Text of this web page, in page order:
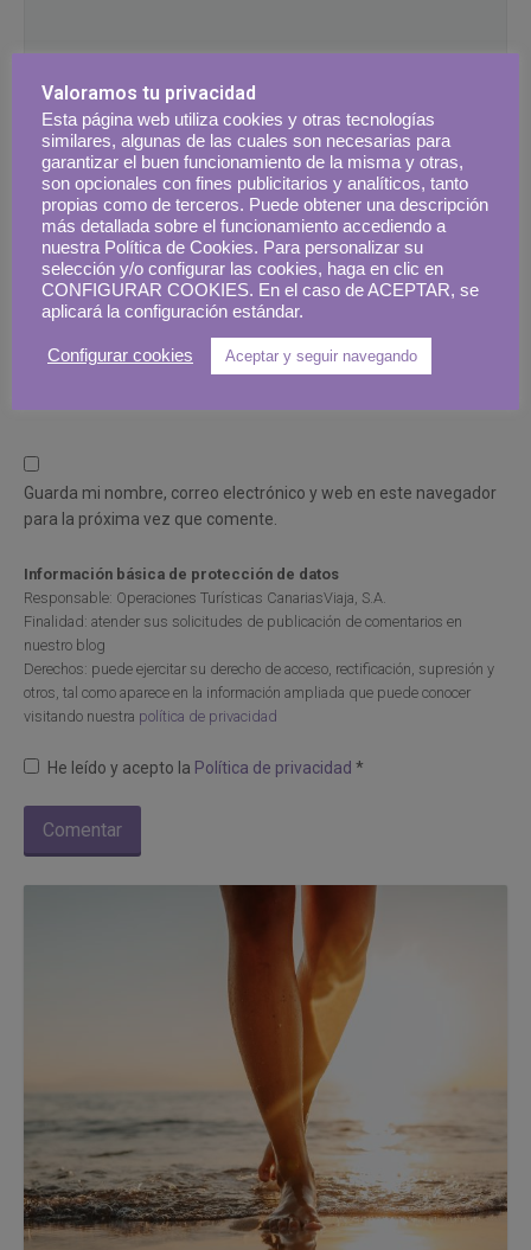
Nombre
Correo electrónico *
Guarda mi nombre, correo electrónico y web en este navegador
para la próxima vez que comente.
Información básica de protección de datos
Responsable: Operaciones Turísticas CanariasViaja, S.A.
Finalidad: atender sus solicitudes de publicación de comentarios en
nuestro blog
Derechos: puede ejercitar su derecho de acceso, rectificación, supresión y
otros, tal como aparece en la información ampliada que puede conocer
visitando nuestra política de privacidad
He leído y acepto la Política de privacidad *
Valoramos tu privacidad
Esta página web utiliza cookies y otras tecnologías
similares, algunas de las cuales son necesarias para
garantizar el buen funcionamiento de la misma y otras,
son opcionales con fines publicitarios y analíticos, tanto
propias como de terceros. Puede obtener una descripción
más detallada sobre el funcionamiento accediendo a
nuestra Política de Cookies. Para personalizar su
selección y/o configurar las cookies, haga en clic en
CONFIGURAR COOKIES. En el caso de ACEPTAR, se
aplicará la configuración estándar.
Configurar cookies Aceptar y seguir navegando